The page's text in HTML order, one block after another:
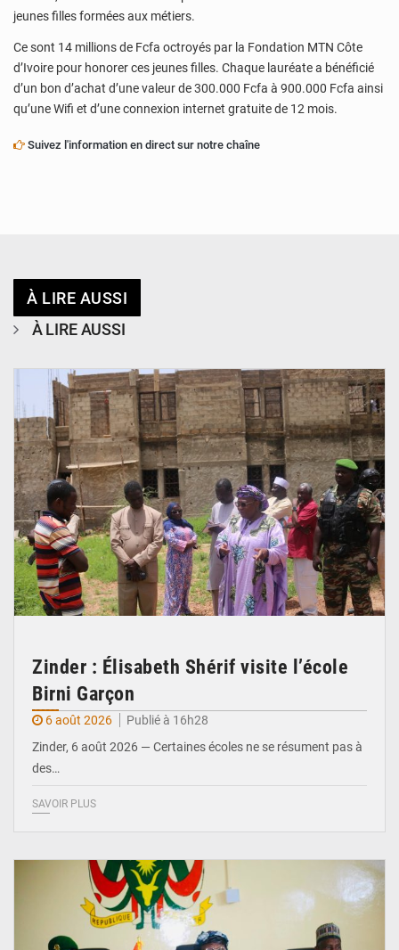
jeunes filles formées aux métiers.
Ce sont 14 millions de Fcfa octroyés par la Fondation MTN Côte
d’Ivoire pour honorer ces jeunes filles. Chaque lauréate a bénéficié
d’un bon d’achat d’une valeur de 300.000 Fcfa à 900.000 Fcfa ainsi
qu’une Wifi et d’une connexion internet gratuite de 12 mois.
Suivez l'information en direct sur notre chaîne
À LIRE AUSSI
À LIRE AUSSI
Zinder : Élisabeth Shérif visite l’école
Birni Garçon
6 août 2026
Publié à 16h28
Zinder, 6 août 2026 — Certaines écoles ne se résument pas à
des…
SAVOIR PLUS